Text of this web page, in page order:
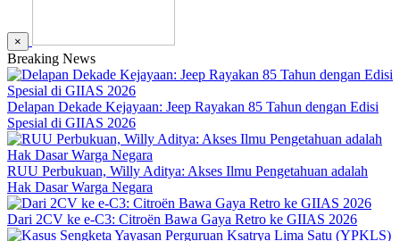
×
Breaking News
Delapan Dekade Kejayaan: Jeep Rayakan 85 Tahun dengan Edisi
Spesial di GIIAS 2026
RUU Perbukuan, Willy Aditya: Akses Ilmu Pengetahuan adalah
Hak Dasar Warga Negara
Dari 2CV ke e-C3: Citroën Bawa Gaya Retro ke GIIAS 2026